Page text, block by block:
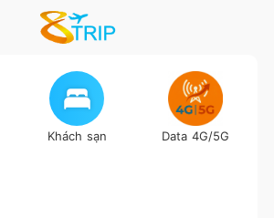
Khách sạn Data 4G/5G